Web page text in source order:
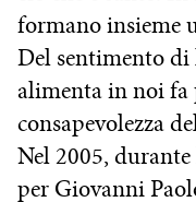
formano insieme
Del sentimento
alimenta in noi
consapevolezza
Nel 2005,
per Giovanni